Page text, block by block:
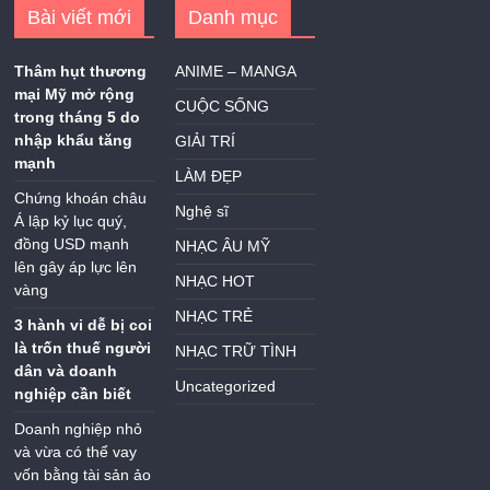
Bài viết mới
Thâm hụt thương
mại Mỹ mở rộng
trong tháng 5 do
nhập khẩu tăng
mạnh
Chứng khoán châu
Á lập kỷ lục quý,
đồng USD mạnh
lên gây áp lực lên
vàng
3 hành vi dễ bị coi
là trốn thuế người
dân và doanh
nghiệp cần biết
Doanh nghiệp nhỏ
và vừa có thể vay
vốn bằng tài sản ảo
Danh mục
ANIME – MANGA
CUỘC SỐNG
GIẢI TRÍ
LÀM ĐẸP
Nghệ sĩ
NHẠC ÂU MỸ
NHẠC HOT
NHẠC TRẺ
NHẠC TRỮ TÌNH
Uncategorized